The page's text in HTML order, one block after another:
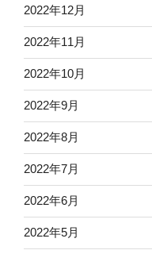
2022年12月
2022年11月
2022年10月
2022年9月
2022年8月
2022年7月
2022年6月
2022年5月